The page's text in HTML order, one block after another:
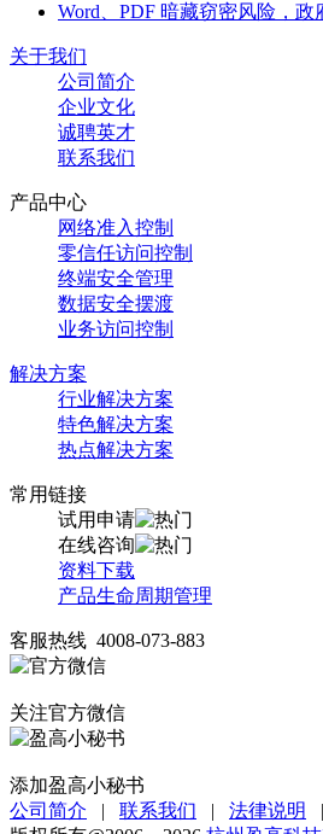
Word、PDF 暗藏窃密风险，政
关于我们
公司简介
企业文化
诚聘英才
联系我们
产品中心
网络准入控制
零信任访问控制
终端安全管理
数据安全摆渡
业务访问控制
解决方案
行业解决方案
特色解决方案
热点解决方案
常用链接
试用申请
在线咨询
资料下载
产品生命周期管理
客服热线 4008-073-883
关注官方微信
添加盈高小秘书
公司简介 | 联系我们 | 法律说明